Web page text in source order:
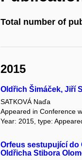
Total number of
2015
Oldřich Šimáček, Jiří
SATKOVÁ Naďa
Appeared in Conference
Year: 2015, type:
Orfeus sestupující do
Oldřicha Stibora